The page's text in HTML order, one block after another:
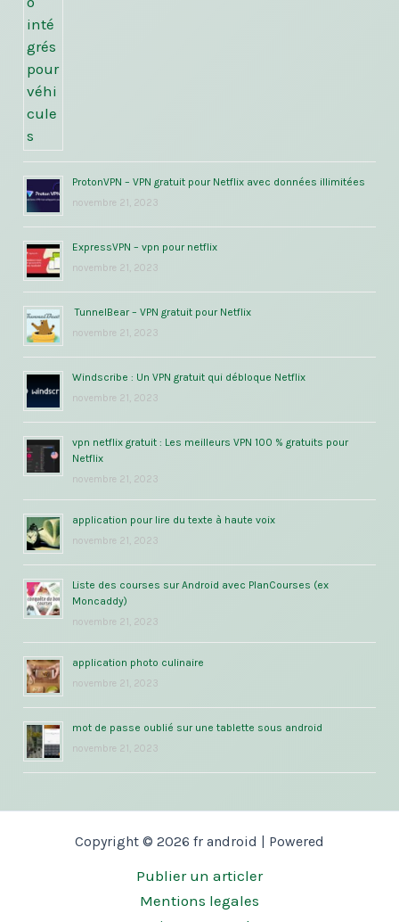
ProtonVPN – VPN gratuit pour Netflix avec données illimitées
novembre 21, 2023
ExpressVPN – vpn pour netflix
novembre 21, 2023
TunnelBear – VPN gratuit pour Netflix
novembre 21, 2023
Windscribe : Un VPN gratuit qui débloque Netflix
novembre 21, 2023
vpn netflix gratuit : Les meilleurs VPN 100 % gratuits pour
Netflix
novembre 21, 2023
application pour lire du texte à haute voix
novembre 21, 2023
Liste des courses sur Android avec PlanCourses (ex
Moncaddy)
novembre 21, 2023
application photo culinaire
novembre 21, 2023
mot de passe oublié sur une tablette sous android
novembre 21, 2023
Copyright © 2026 fr android | Powered
Publier un articler
Mentions legales